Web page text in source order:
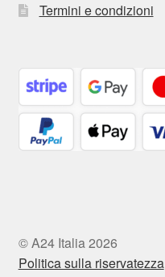
Termini e condizioni
© A24 Italia 2026
Politica sulla riservatezza